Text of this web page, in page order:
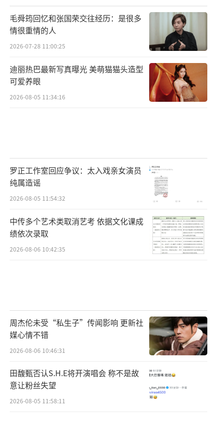
毛舜筠回忆和张国荣交往经历：是很多
情很重情的人
2026-07-28 11:00:25
迪丽热巴最新写真曝光 美萌猫猫头造型
可爱养眼
2026-08-05 11:34:16
罗正工作室回应争议：太入戏亲女演员
纯属造谣
2026-08-05 11:54:32
中传多个艺术类取消艺考 依据文化课成
绩依次录取
2026-08-06 10:42:35
周杰伦未受“私生子”传闻影响 更新社
媒心情不错
2026-08-06 10:46:31
田馥甄否认S.H.E将开演唱会 称不是故
意让粉丝失望
2026-08-05 11:58:11